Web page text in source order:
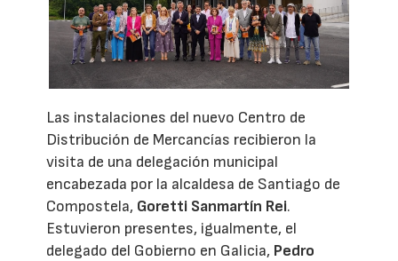
Las instalaciones del nuevo Centro de
Distribución de Mercancías recibieron la
visita de una delegación municipal
encabezada por la alcaldesa de Santiago de
Compostela, Goretti Sanmartín Rei.
Estuvieron presentes, igualmente, el
delegado del Gobierno en Galicia, Pedro